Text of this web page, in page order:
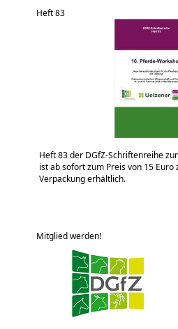
Heft 83
Heft 83 der DGfZ-Schriftenreihe
ist ab sofort zum Preis von 15 Euro
Verpackung erhältlich.
Mitglied werden!